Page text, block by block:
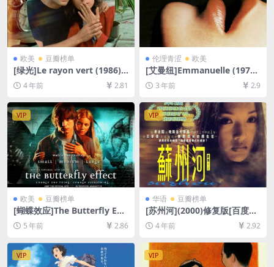
欧美 豆瓣榜单
[绿光]Le rayon vert (1986)
[百度网盘+迅雷云盘资源1080
P超清未删减][MP4/5GB][中
文字幕]
4 年前 2.81
伦理青涩 欧美
[艾曼纽]Emmanuelle (1974)
[百度网盘+夸克网盘1080P超
清未删减资源][网盘在线播放/
下载][MP4/5.9GB][中文字幕]
[视频文件+防和谐加密压缩包]
3 年前 2.9
VIP
欧美 豆瓣榜单
[蝴蝶效应]The Butterfly Effe
ct (2004)导演剪辑版[百度网
盘+迅雷云盘资源1080P超清
幕]
5 年前 2.86
VIP
华语 豆瓣榜单
[苏州河](2000)修复版[百度网
盘+夸克网盘+迅雷云盘资源10
80P超清未删减][MP4/5GB]
4 年前 2.92
VIP VIP